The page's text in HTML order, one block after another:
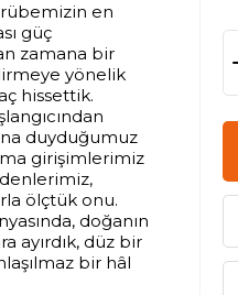
en
güç
zamana bir
yönelik
hissettik.
duyduğumuz
girişimlerimiz
ölçtük onu.
doğanın
ayırdık, düz bir
bir hâl